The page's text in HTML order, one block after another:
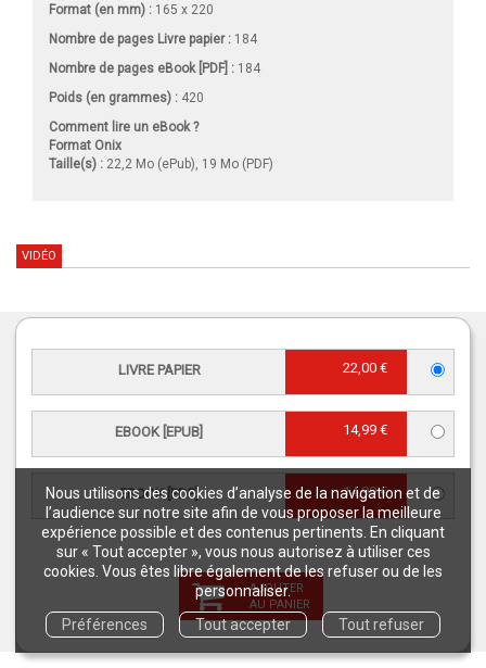
Nous utilisons des cookies d’analyse de la navigation et de
l’audience sur notre site afin de vous proposer la meilleure
expérience possible et des contenus pertinents. En cliquant
sur « Tout accepter », vous nous autorisez à utiliser ces
cookies. Vous êtes libre également de les refuser ou de les
personnaliser.
Préférences
Tout accepter Tout refuser
LIVRE PAPIER 22,00 €
EBOOK [EPUB] 14,99 €
EBOOK [PDF] 14,99 €
AJOUTER
AU PANIER
Format (en mm) : 165 x 220
Nombre de pages Livre papier: 184
Nombre de pages eBook [PDF] : 184
Poids (en grammes) : 420
Comment lire un eBook ?
Format Onix
Taille(s) : 22,2 Mo (ePub), 19 Mo (PDF)
VIDÉO
* EN FRANCE MÉTROPOLITAINE
PAIEMENT
LIVRAISON
ENTRE 3 ET 5
JOURS OUVRÉS*
PAIEMENT :
CHÈQUES, CB,
ADMINISTRATIF, VIREMENT
LIVRAISON À 3€
À PARTIR DE 50 € D'ACHAT*